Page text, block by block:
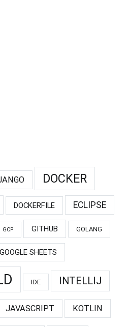
DOCKER
DOCKERFILE ECLIPSE
GCP GITHUB GOLANG
GOOGLE SHEETS
IDE INTELLIJ
JAVASCRIPT KOTLIN